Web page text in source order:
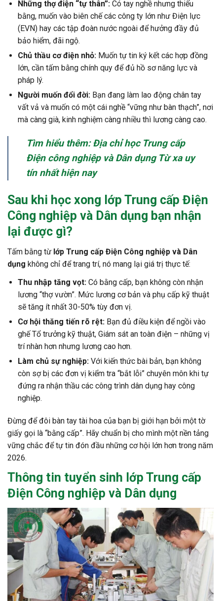
Những thợ điện “tự thân”:Có tay nghề nhưng thiếu
bằng, muốn vào biên chế các công ty lớn như Điện lực
(EVN) hay các tập đoàn nước ngoài để hưởng đầy đủ
bảo hiểm, đãi ngộ.
Chủ thầu cơ điện nhỏ:Muốn tự tin ký kết các hợp đồng
lớn, cần tấm bằng chính quy để đủ hồ sơ năng lực và
pháp lý.
Người muốn đổi đời:Bạn đang làm lao động chân tay
vất vả và muốn có một cái nghề “vững như bàn thạch”, nơi
mà càng già, kinh nghiệm càng nhiều thì lương càng cao.
Tìm hiểu thêm: Địa chỉ học Trung cấp
Điện công nghiệp và Dân dụng Từ xa uy
tín nhất hiện nay
Sau khi học xong lớp Trung cấp Điện
Công nghiệp và Dân dụng bạn nhận
lại được gì?
Tấm bằng từ lớp Trung cấp Điện Công nghiệp và Dân
dụng không chỉ để trang trí, nó mang lại giá trị thực tế:
Thu nhập tăng vọt:Có bằng cấp, bạn không còn nhận
lương “thợ vườn”. Mức lương cơ bản và phụ cấp kỹ thuật
sẽ tăng ít nhất 30-50% tùy đơn vị.
Cơ hội thăng tiến rõ rệt:Bạn đủ điều kiện để ngồi vào
ghế Tổ trưởng kỹ thuật, Giám sát an toàn điện – những vị
trí nhàn hơn nhưng lương cao hơn.
Làm chủ sự nghiệp:Với kiến thức bài bản, bạn không
còn sợ bị các đơn vị kiểm tra “bắt lỗi” chuyên môn khi tự
đứng ra nhận thầu các công trình dân dụng hay công
nghiệp.
Đừng để đôi bàn tay tài hoa của bạn bị giới hạn bởi một tờ
giấy gọi là “bằng cấp”. Hãy chuẩn bị cho mình một nền tảng
vững chắc để tự tin đón đầu những cơ hội lớn hơn trong năm
2026.
Thông tin tuyển sinh lớp Trung cấp
Điện Công nghiệp và Dân dụng